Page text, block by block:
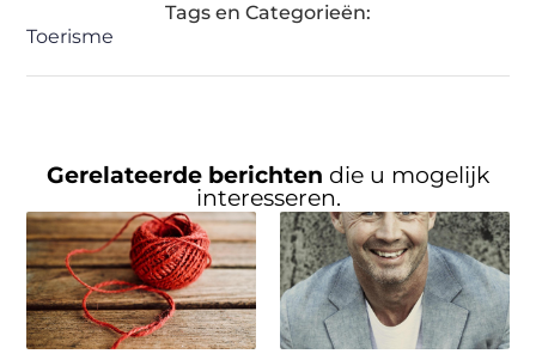
Tags en Categorieën:
Toerisme
Gerelateerde berichten die u mogelijk
interesseren.